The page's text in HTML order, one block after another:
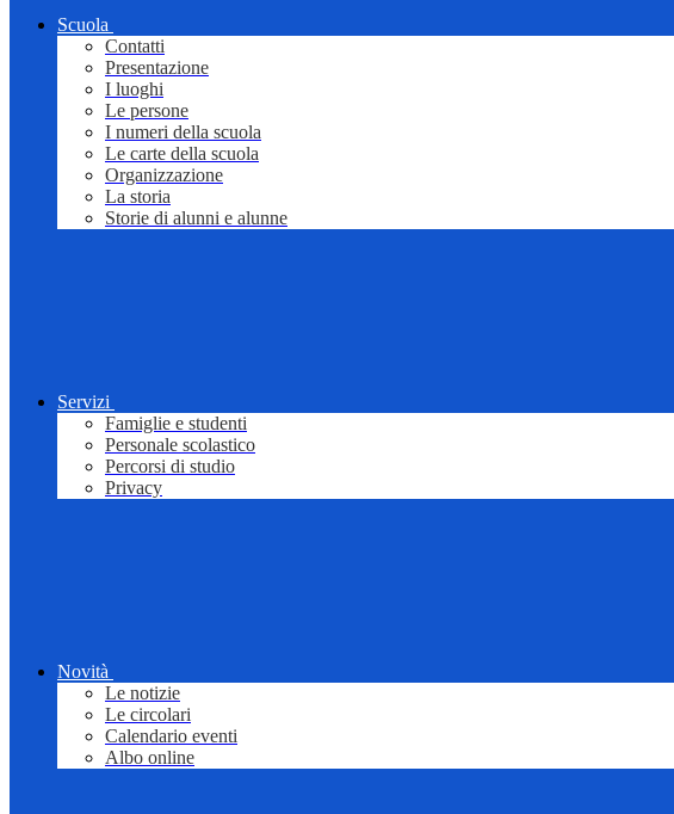
Scuola
Contatti
Presentazione
I luoghi
Le persone
I numeri della scuola
Le carte della scuola
Organizzazione
La storia
Storie di alunni e alunne
Servizi
Famiglie e studenti
Personale scolastico
Percorsi di studio
Privacy
Novità
Le notizie
Le circolari
Calendario eventi
Albo online